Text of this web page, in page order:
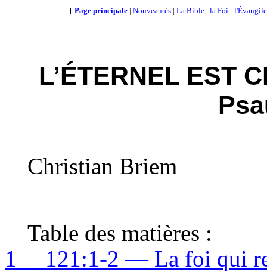
[ Page principale | Nouveautés | La Bible | la Foi - l'Évangile
L’ÉTERNEL EST
Christian Briem
Table des matières :
1
121:1-2 — La foi qui